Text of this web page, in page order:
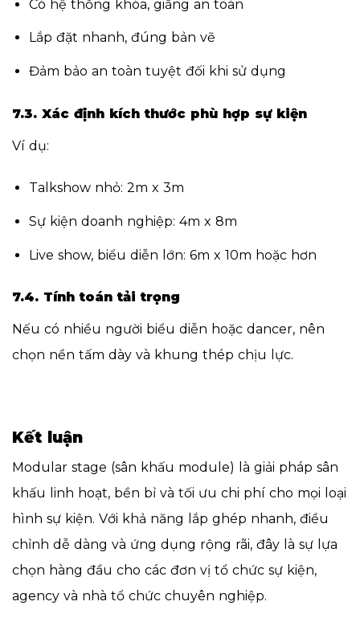
Có hệ thống khóa, giằng an toàn
Lắp đặt nhanh, đúng bản vẽ
Đảm bảo an toàn tuyệt đối khi sử dụng
7.3. Xác định kích thước phù hợp sự kiện
Ví dụ:
Talkshow nhỏ: 2m x 3m
Sự kiện doanh nghiệp: 4m x 8m
Live show, biểu diễn lớn: 6m x 10m hoặc hơn
7.4. Tính toán tải trọng
Nếu có nhiều người biểu diễn hoặc dancer, nên
chọn nền tấm dày và khung thép chịu lực.
Kết luận
Modular stage (sân khấu module) là giải pháp sân
khấu linh hoạt, bền bỉ và tối ưu chi phí cho mọi loại
hình sự kiện. Với khả năng lắp ghép nhanh, điều
chỉnh dễ dàng và ứng dụng rộng rãi, đây là sự lựa
chọn hàng đầu cho các đơn vị tổ chức sự kiện,
agency và nhà tổ chức chuyên nghiệp.